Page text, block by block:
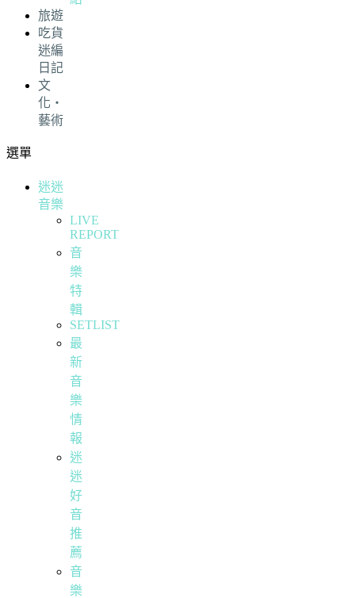
旅遊
吃貨
迷編
日記
文
化・
藝術
選單
迷迷
音樂
LIVE
REPORT
音
樂
特
輯
SETLIST
最
新
音
樂
情
報
迷
迷
好
音
推
薦
音
樂